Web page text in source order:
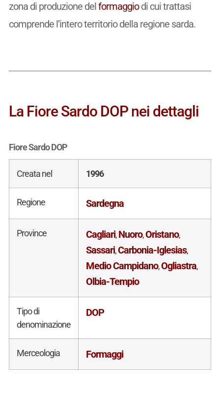
zona di produzione del formaggiodi cui trattasi
comprende l’intero territorio della regione sarda.
La Fiore Sardo DOP nei dettagli
Fiore Sardo DOP
Creata nel 1996
Regione Sardegna
Province Cagliari,Nuoro,Oristano,
Sassari,Carbonia-Iglesias,
Medio Campidano,Ogliastra,
Olbia-Tempio
Tipo di
denominazione
DOP
Merceologia Formaggi